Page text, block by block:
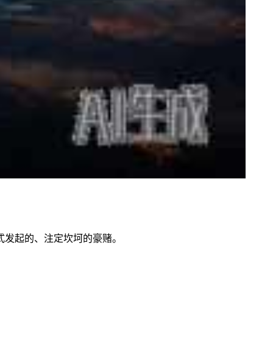
起的、注定坎坷的豪赌。